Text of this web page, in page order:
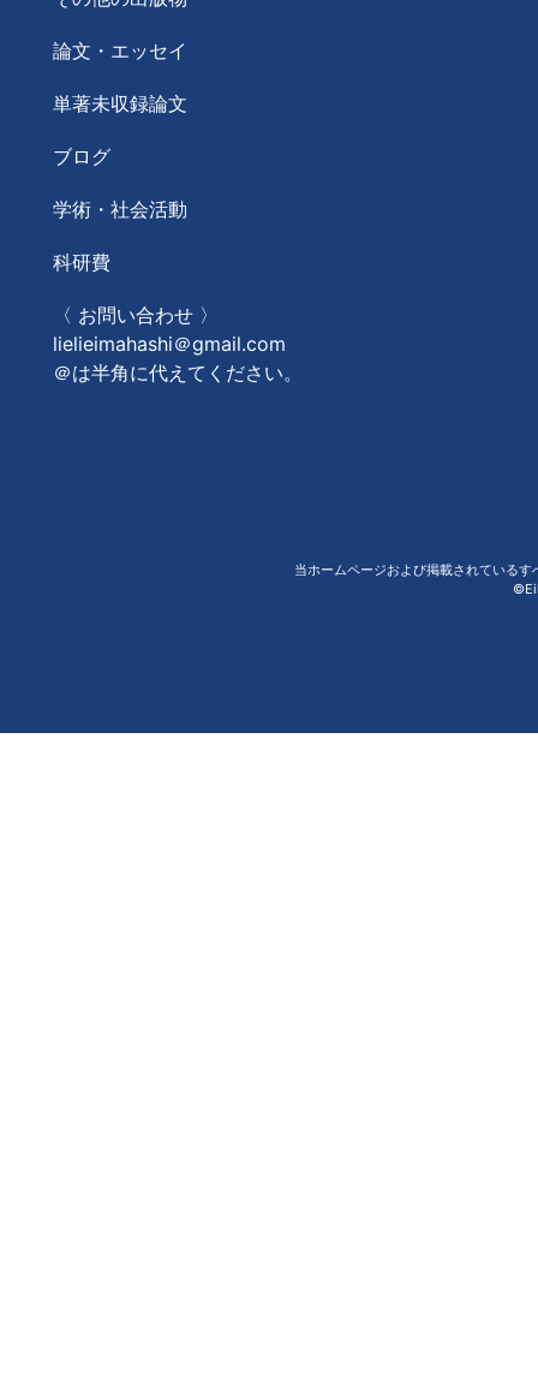
論文・エッセイ
単著未収録論文
ブログ
学術・社会活動
科研費
〈 お問い合わせ 〉
lielieimahashi＠gmail.com
＠は半角に代えてください。
当ホームページおよび掲載されている